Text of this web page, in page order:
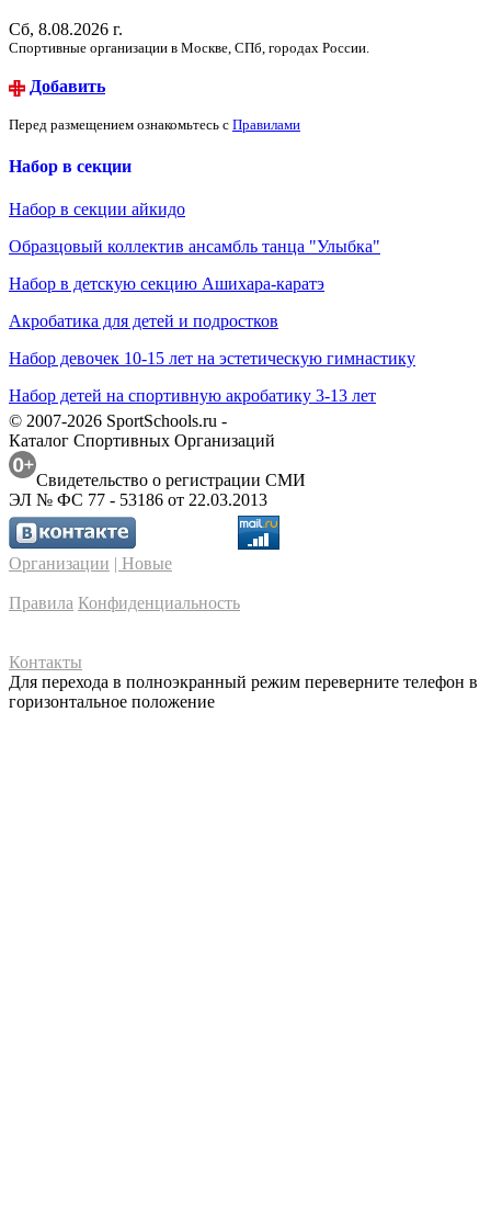
Сб, 8.08.2026 г.
Спортивные организации в Москве, СПб, городах России.
Добавить
Перед размещением ознакомьтесь с Правилами
Набор в секции
Набор в секции айкидо
Образцовый коллектив ансамбль танца "Улыбка"
Набор в детскую секцию Ашихара-каратэ
Акробатика для детей и подростков
Набор девочек 10-15 лет на эстетическую гимнастику
Набор детей на спортивную акробатику 3-13 лет
© 2007-2026 SportSchools.ru -
Каталог Спортивных Организаций
Свидетельство о регистрации СМИ
ЭЛ № ФС 77 - 53186 от 22.03.2013
Организации | Новые
Правила Конфиденциальность
Контакты
Для перехода в полноэкранный режим переверните телефон в
горизонтальное положение